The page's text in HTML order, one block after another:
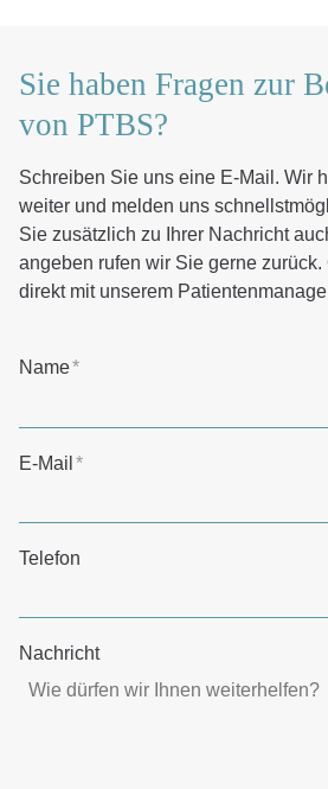
Sie haben Fragen zur
von PTBS?
Schreiben Sie uns eine E-Mail. Wir
weiter und melden uns
Sie zusätzlich zu Ihrer Nachricht
angeben rufen wir Sie gerne
direkt mit unserem
Name*
E-Mail *
Telefon
Nachricht